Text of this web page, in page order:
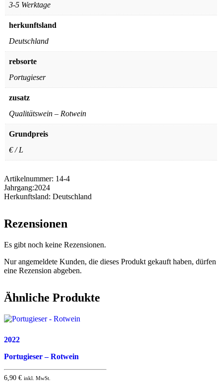
3-5 Werktage
herkunftsland
Deutschland
rebsorte
Portugieser
zusatz
Qualitätswein – Rotwein
Grundpreis
€ / L
Artikelnummer: 14-4
Jahrgang:2024
Herkunftsland: Deutschland
Rezensionen
Es gibt noch keine Rezensionen.
Nur angemeldete Kunden, die dieses Produkt gekauft haben, dürfen
eine Rezension abgeben.
Ähnliche Produkte
2022
Portugieser – Rotwein
6,90 € inkl. MwSt.